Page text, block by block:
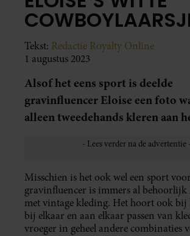
Tekst: Redactie Royalty Online
1 augustus 2023
Alsof het eens sport is deelde
gravinfluencer Eloise een foto
alleen tweedehands kleren aan
Misschien is het ook wel een sport voor
gravinfluencer is immers al behoorlijk
met vintage kleding. Het hoort ook bij
bij elkaar en aan elkaar passen van
vroeger in geheel andere combinaties